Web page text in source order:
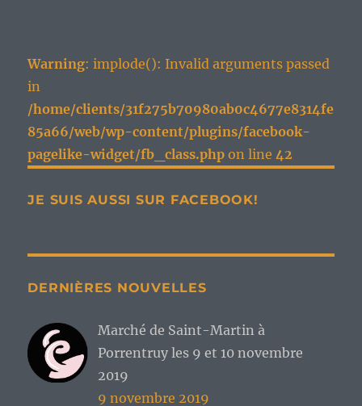
Warning: implode(): Invalid arguments passed
in
/home/clients/31f275b70980ab0c4677e8314fe
85a66/web/wp-content/plugins/facebook-
pagelike-widget/fb_class.php on line42
JE SUIS AUSSI SUR FACEBOOK!
DERNIÈRES NOUVELLES
Marché de Saint-Martin à
Porrentruy les 9 et 10 novembre
2019
9 novembre 2019